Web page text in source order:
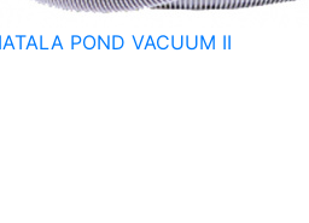
POND VACUUM II